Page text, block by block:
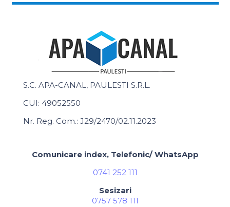
S.C. APA-CANAL, PAULESTI S.R.L.
CUI: 49052550
Nr. Reg. Com.: J29/2470/02.11.2023
Comunicare index, Telefonic/ WhatsApp
0741 252 111
Sesizari
0757 578 111